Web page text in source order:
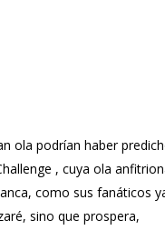
ola podrían haber
, cuya ola
como sus fanáticos
sino que prospera,